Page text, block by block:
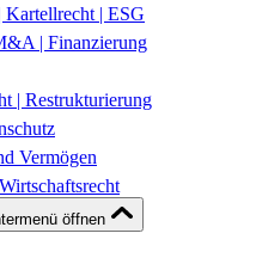
Kartellrecht | ESG
| Finanzierung
| Restrukturierung
Vermögen
öffnen